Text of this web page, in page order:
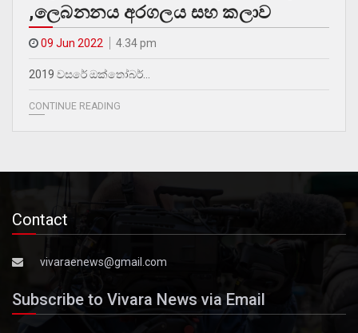
,ලෙබනනය අරගලය සහ කලාව
09 Jun 2022 4.34 pm
2019 ව‍සරේ ඔක්තෝබර්…
CONTINUE READING
Contact
vivaraenews@gmail.com
Subscribe to Vivara News via Email